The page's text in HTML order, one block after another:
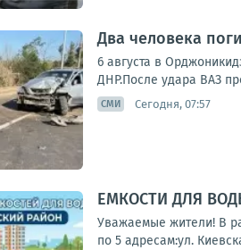
Два человека
6 августа в
ДНР.После удара ВАЗ
СМИ Сегодня, 07:57
ЕМКОСТИ ДЛЯ
Уважаемые жители! В
по 5 адресам:ул.